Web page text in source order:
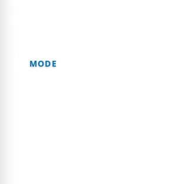
MODE